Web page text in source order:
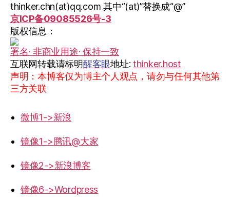
thinker.chn(at)qq.com 其中“(at)”替换成“@”
京ICP备09085526号-3
版权信息：
署名· 非商业用途· 保持一致
互联网转载请标明醒客眼地址: thinker.host
声明：本博客仅为博主个人观点，请勿与任何其他第
三方关联
微博1->新浪
镜像1->腾讯@大家
镜像2->新浪博客
镜像6->Wordpress